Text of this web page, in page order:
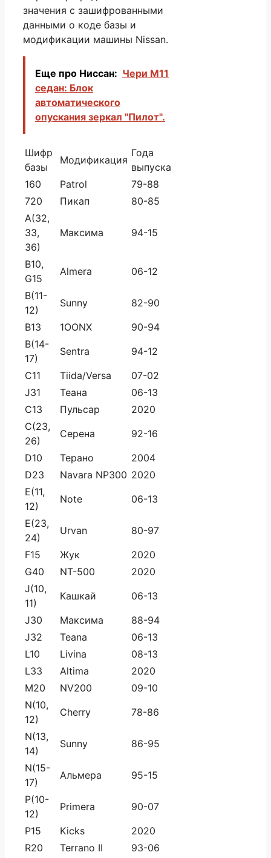
значения с зашифрованными
данными о коде базы и
модификации машины Nissan.
Еще про Ниссан: Чери М11
седан: Блок
автоматического
опускания зеркал "Пилот".
Шифр
базы
Модификация
Года
выпуска
160
Patrol
79-88
720
Пикап
80-85
A(32,
33,
36)
Максима 94-15
В10,
G15
Almera
06-12
B(11-
12)
Sunny
82-90
B13
1OONX
90-94
B(14-
17)
Sentra
94-12
C11
Tiida/Versa
07-02
J31
Теана
06-13
C13
Пульсар
2020
C(23,
26)
Серена
92-16
D10
Терано
2004
D23
Navara NP300 2020
E(11,
12)
Note
06-13
E(23,
24)
Urvan
80-97
F15
Жук
2020
G40
NT-500
2020
J(10,
11)
Кашкай
06-13
J30
Максима
88-94
J32
Teana
06-13
L10
Livina
08-13
L33
Altima
2020
M20
NV200
09-10
N(10,
12)
Cherry
78-86
N(13,
14)
Sunny
86-95
N(15-
17)
Альмера
95-15
P(10-
12)
Primera
90-07
P15
Kicks
2020
R20
Terrano II
93-06